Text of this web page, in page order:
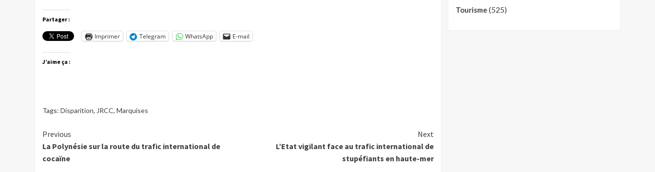
Partager :
Imprimer Telegram WhatsApp E-mail
J’aime ça :
Tags: Disparition, JRCC, Marquises
Continue
Reading
Previous
La Polynésie sur la route du trafic international de
cocaïne
Next
L’Etat vigilant face au trafic international de
stupéfiants en haute-mer
Tourisme (525)